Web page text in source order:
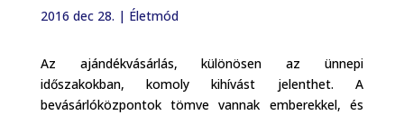
2016 dec 28. | Életmód
Az ajándékvásárlás, különösen az ünnepi
időszakokban, komoly kihívást jelenthet. A
bevásárlóközpontok tömve vannak emberekkel, és